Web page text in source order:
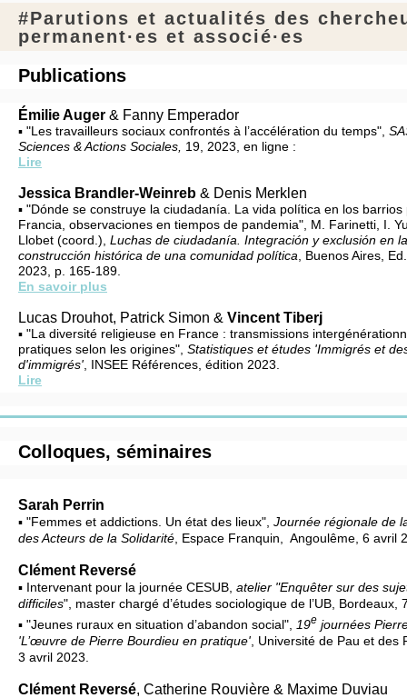
#Parutions et actualités des
permanent·es et associé·es
Publications
Émilie Auger & Fanny Emperador
▪ "Les travailleurs sociaux confrontés à l’accélération du temps",
Sciences & Actions Sociales, 19, 2023, en ligne :
Lire
Jessica Brandler-Weinreb & Denis Merklen
▪ "Dónde se construye la ciudadanía. La vida política en los barrios
Francia, observaciones en tiempos de pandemia", M. Farinetti, I.
Llobet (coord.), Luchas de ciudadanía. Integración y exclusión en la
construcción histórica de una comunidad política , Buenos Aires,
2023, p. 165-189.
En savoir plus
Lucas Drouhot, Patrick Simon & Vincent Tiberj
▪ "La diversité religieuse en France : transmissions
pratiques selon les origines", Statistiques et études 'Immigrés et
d'immigrés' , INSEE Références, édition 2023.
Lire
Colloques, séminaires
Sarah Perrin
▪ "Femmes et addictions. Un état des lieux", Journée régionale de
des Acteurs de la Solidarité , Espace Franquin, Angoulême, 6 avril
Clément Reversé
▪ Intervenant pour la journée CESUB, atelier "Enquêter sur des
difficiles", master chargé d’études sociologique de l’UB, Bordeaux,
▪ "Jeunes ruraux en situation d’abandon social",
19e journées
'L’œuvre de Pierre Bourdieu en pratique' , Université de Pau et des
3 avril 2023.
Clément Reversé, Catherine Rouvière & Maxime Duviau